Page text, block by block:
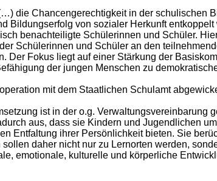
die Chancengerechtigkeit in der schulischen
Bildungserfolg von sozialer Herkunft entkoppelt
benachteiligte Schülerinnen und Schüler.
Schülerinnen und Schüler an den
Fokus liegt auf einer Stärkung der
der jungen Menschen zu
mit dem Staatlichen Schulamt
ist in der o.g. Verwaltungsvereinbarung
aus, dass sie Kindern und Jugendlichen
Entfaltung ihrer Persönlichkeit bieten. Sie
daher nicht nur zu Lernorten werden,
emotionale, kulturelle und körperliche